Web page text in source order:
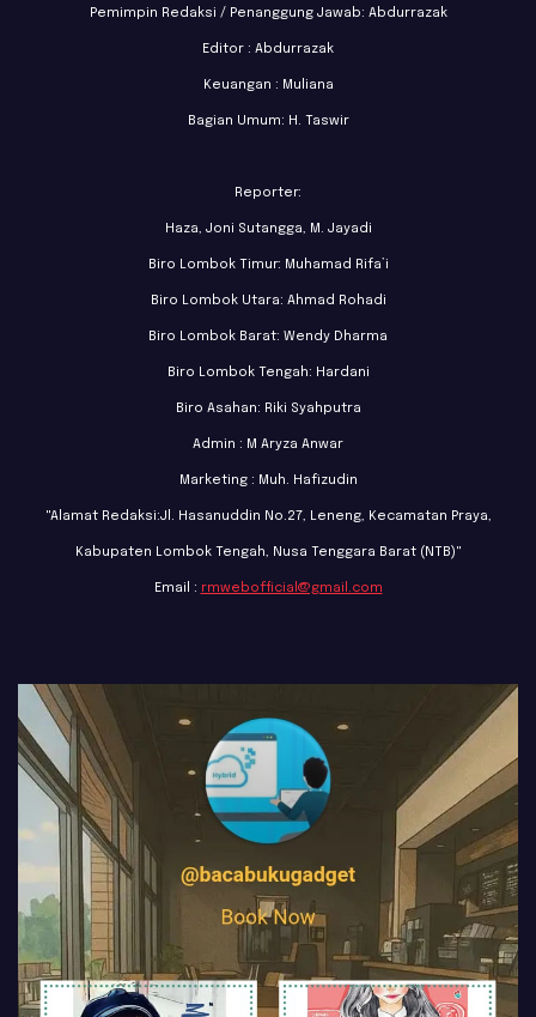
Pemimpin Redaksi / Penanggung Jawab: Abdurrazak
Editor : Abdurrazak
Keuangan : Muliana
Bagian Umum: H. Taswir
Reporter:
Haza, Joni Sutangga, M. Jayadi
Biro Lombok Timur: Muhamad Rifa’i
Biro Lombok Utara: Ahmad Rohadi
Biro Lombok Barat: Wendy Dharma
Biro Lombok Tengah: Hardani
Biro Asahan: Riki Syahputra
Admin : M Aryza Anwar
Marketing : Muh. Hafizudin
"Alamat Redaksi:Jl. Hasanuddin No.27, Leneng, Kecamatan Praya,
Kabupaten Lombok Tengah, Nusa Tenggara Barat (NTB)"
Email : rmwebofficial@gmail.com